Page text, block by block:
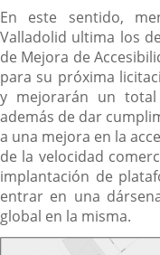
En este sentido,
Valladolid ultima los
de Mejora de
para su próxima
y mejorarán un
además de dar
a una mejora en la
de la velocidad
implantación de
entrar en una
global en la misma.